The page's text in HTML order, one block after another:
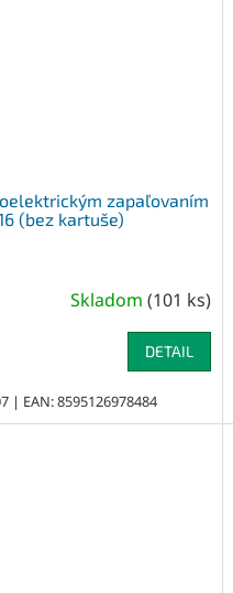
zapaľovaním
(bez kartuše)
Skladom(101 ks)
DETAIL
| EAN: 8595126978484